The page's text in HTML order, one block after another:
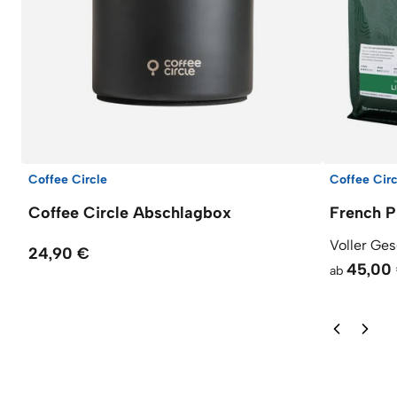
Coffee Circle
Coffee Circle Abschlagbox
24,90 €
Coffee
French
Voller
ab 45,00